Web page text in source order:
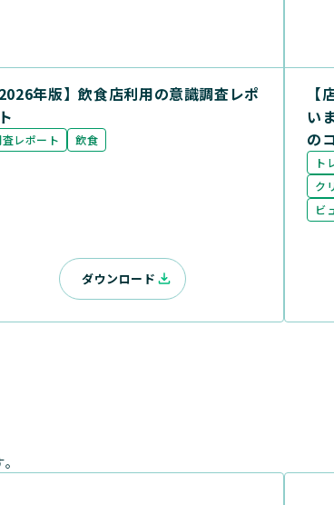
2026年版】飲食店利用の意識調査レポ
レポート 飲食
ダウンロード
い
の
ト
ク
ビ